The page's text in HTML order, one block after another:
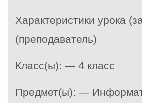
Характеристики урока
(преподаватель)
Класс(ы): — 4 класс
Предмет(ы): —